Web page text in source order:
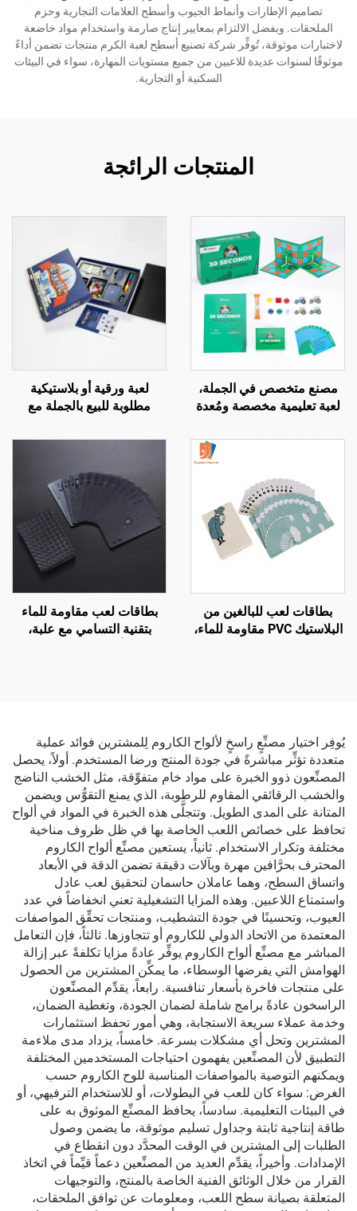
تصاميم الإطارات وأنماط الجيوب وأسطح العلامات التجارية وحزم
الملحقات. وبفضل الالتزام بمعايير إنتاج صارمة واستخدام مواد خاضعة
لاختبارات موثوقة، تُوفِّر شركة تصنيع أسطح لعبة الكرم منتجات تضمن أداءً
موثوقًا لسنوات عديدة للاعبين من جميع مستويات المهارة، سواء في البيئات
السكنية أو التجارية.
المنتجات الرائجة
مصنع متخصص في الجملة،
لعبة تعليمية مخصصة ومُعدة
بقطع بلاستيكية لمدة 30 ثانية
لعبة ورقية أو بلاستيكية
مطلوبة للبيع بالجملة مع
سداسي الأوجه للبالغين
بطاقات لعب للبالغين من
البلاستيك PVC مقاومة للماء،
بطاقات لعب مقاومة للماء
بتقنية التسامي مع علبة،
يُوفِر اختيار مصنِّعٍ راسخٍ لألواح الكاروم لِلمشترين فوائد عملية
متعددة تؤثِّر مباشرةً في جودة المنتج ورضا المستخدم. أولاً، يحصل
المصنِّعون ذوو الخبرة على مواد خام متفوِّقة، مثل الخشب الناضج
والخشب الرقائقي المقاوم للرطوبة، الذي يمنع التقوُّس ويضمن
المتانة على المدى الطويل. وتتجلَّى هذه الخبرة في المواد في ألواح
تحافظ على خصائص اللعب الخاصة بها في ظل ظروف مناخية
مختلفة وتكرار الاستخدام. ثانياً، يستعين مصنِّع ألواح الكاروم
المحترف بحرَّافين مهرة وبآلات دقيقة تضمن الدقة في الأبعاد
واتساق السطح، وهما عاملان حاسمان لتحقيق لعب عادل
واستمتاع اللاعبين. وهذه المزايا التشغيلية تعني انخفاضاً في عدد
العيوب، وتحسينًا في جودة التشطيب، ومنتجات تحقِّق المواصفات
المعتمدة من الاتحاد الدولي للكاروم أو تتجاوزها. ثالثاً، فإن التعامل
المباشر مع مصنِّع ألواح الكاروم يوفِّر عادةً مزايا تكلفةً عبر إزالة
الهوامش التي يفرضها الوسطاء، ما يمكِّن المشترين من الحصول
على منتجات فاخرة بأسعار تنافسية. رابعاً، يقدِّم المصنِّعون
الراسخون عادةً برامج شاملة لضمان الجودة، وتغطية الضمان،
وخدمة عملاء سريعة الاستجابة، وهي أمور تحفظ استثمارات
المشترين وتحل أي مشكلات بسرعة. خامساً، يزداد مدى ملاءمة
التطبيق لأن المصنِّعين يفهمون احتياجات المستخدمين المختلفة
ويمكنهم التوصية بالمواصفات المناسبة للوح الكاروم حسب
الغرض: سواء كان للعب في البطولات، أو للاستخدام الترفيهي، أو
في البيئات التعليمية. سادساً، يحافظ المصنِّع الموثوق به على
طاقة إنتاجية ثابتة وجداول تسليم موثوقة، ما يضمن وصول
الطلبات إلى المشترين في الوقت المحدَّد دون انقطاع في
الإمدادات. وأخيراً، يقدِّم العديد من المصنِّعين دعماً قيِّماً في اتخاذ
القرار من خلال الوثائق الفنية الخاصة بالمنتج، والتوجيهات
المتعلقة بصيانة سطح اللعب، ومعلومات عن توافق الملحقات،